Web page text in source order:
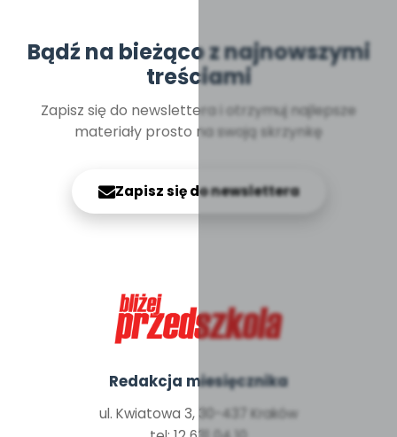
Bądź na bieżąco z najnowszymi
treściami
Zapisz się do newslettera i otrzymuj najlepsze
materiały prosto na swoją skrzynkę
Zapisz się do newslettera
Redakcja miesięcznika
ul. Kwiatowa 3, 30-437 Kraków